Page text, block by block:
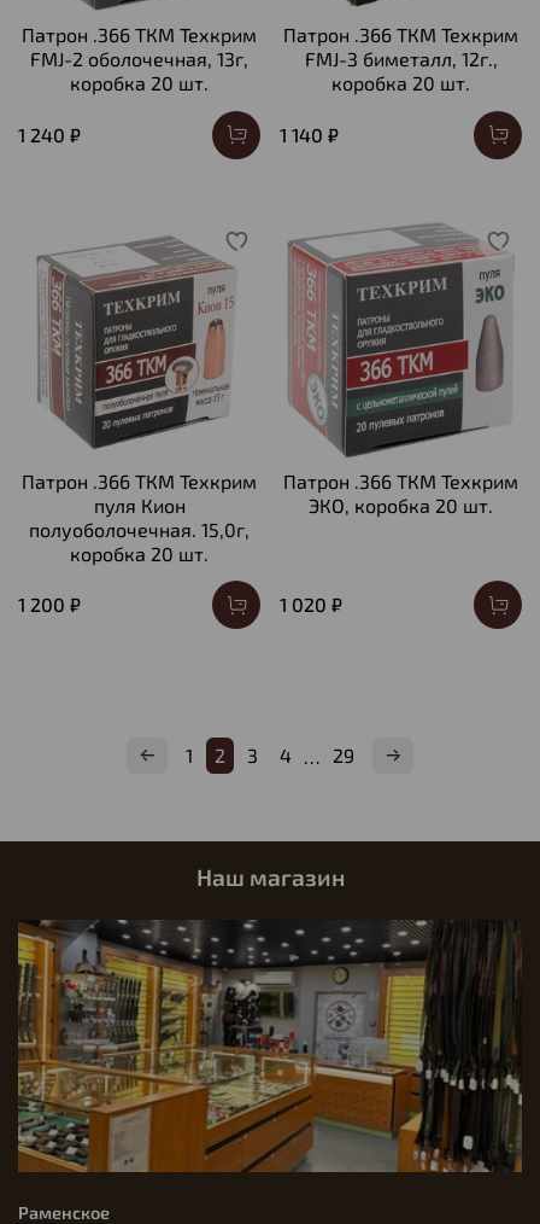
Патрон .366 ТКМ Техкрим
FMJ-2 оболочечная, 13г,
коробка 20 шт.
1 240 ₽
Патрон .366 ТКМ Техкрим
FMJ-З биметалл, 12г.,
коробка 20 шт.
1 140 ₽
Патрон .366 ТКМ Техкрим
пуля Кион
полуоболочечная. 15,0г,
коробка 20 шт.
1 200 ₽
Патрон .366 ТКМ Техкрим
ЭКО, коробка 20 шт.
1 020 ₽
1 2 3 4 … 29
Наш магазин
Раменское